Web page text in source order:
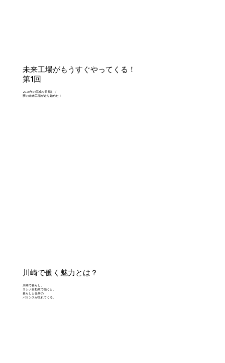
未来工場がもうすぐやってくる！
第1回
2026年の完成を目指して
夢の未来工場が走り始めた！
川崎で働く魅力とは？
川崎で暮らし、
ヨシノ自動車で働くと、
暮らしと仕事の
バランスが取れてくる。